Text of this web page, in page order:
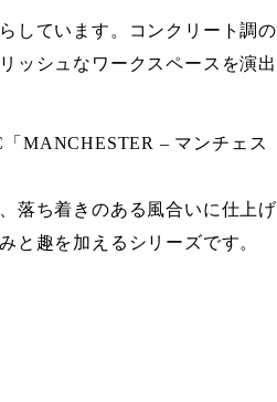
しています。コンクリート調の
ッシュなワークスペースを演出
MANCHESTER – マンチェス
落ち着きのある風合いに仕上げ
と趣を加えるシリーズです。